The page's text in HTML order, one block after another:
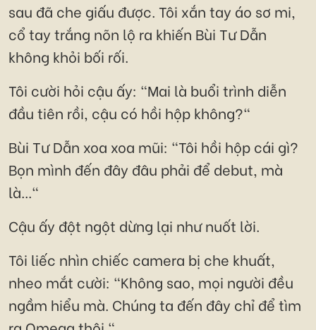
sau đã che giấu được. Tôi xắn tay áo sơ mi,
cổ tay trắng nõn lộ ra khiến Bùi Tư Dẫn
không khỏi bối rối.
Tôi cười hỏi cậu ấy: "Mai là buổi trình diễn
đầu tiên rồi, cậu có hồi hộp không?"
Bùi Tư Dẫn xoa xoa mũi: "Tôi hồi hộp cái gì?
Bọn mình đến đây đâu phải để debut, mà
là..."
Cậu ấy đột ngột dừng lại như nuốt lời.
Tôi liếc nhìn chiếc camera bị che khuất,
nheo mắt cười: "Không sao, mọi người đều
ngầm hiểu mà. Chúng ta đến đây chỉ để tìm